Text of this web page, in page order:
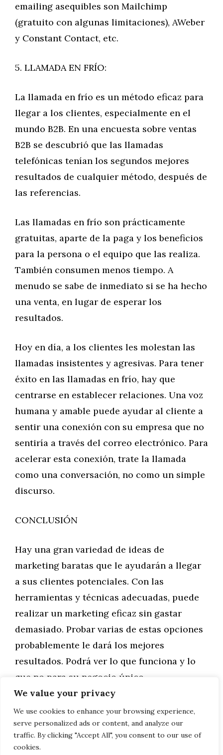
We value your privacy
We use cookies to enhance your browsing experience,
serve personalized ads or content, and analyze our
traffic. By clicking "Accept All", you consent to our use of
cookies.
emailing asequibles son Mailchimp
(gratuito con algunas limitaciones), AWeber
y Constant Contact, etc.
5. LLAMADA EN FRÍO:
La llamada en frío es un método eficaz para
llegar a los clientes, especialmente en el
mundo B2B. En una encuesta sobre ventas
B2B se descubrió que las llamadas
telefónicas tenían los segundos mejores
resultados de cualquier método, después de
las referencias.
Las llamadas en frío son prácticamente
gratuitas, aparte de la paga y los beneficios
para la persona o el equipo que las realiza.
También consumen menos tiempo. A
menudo se sabe de inmediato si se ha hecho
una venta, en lugar de esperar los
resultados.
Hoy en día, a los clientes les molestan las
llamadas insistentes y agresivas. Para tener
éxito en las llamadas en frío, hay que
centrarse en establecer relaciones. Una voz
humana y amable puede ayudar al cliente a
sentir una conexión con su empresa que no
sentiría a través del correo electrónico. Para
acelerar esta conexión, trate la llamada
como una conversación, no como un simple
discurso.
CONCLUSIÓN
Hay una gran variedad de ideas de
marketing baratas que le ayudarán a llegar
a sus clientes potenciales. Con las
herramientas y técnicas adecuadas, puede
realizar un marketing eficaz sin gastar
demasiado. Probar varias de estas opciones
probablemente le dará los mejores
resultados. Podrá ver lo que funciona y lo
que no para su negocio único.
Categorías
Marketing
Prueba del Volkswagen Polo 2020